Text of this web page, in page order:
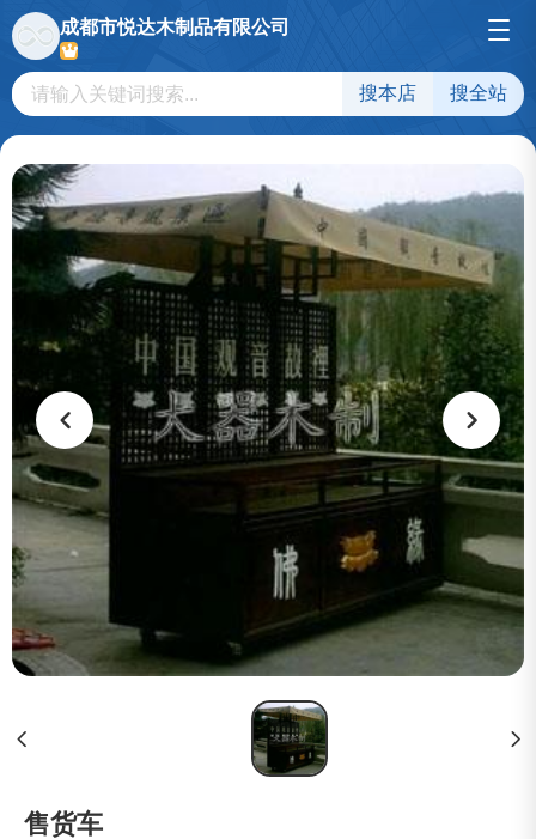
成都市悦达木制品有限公司
搜本店 搜全站
售货车